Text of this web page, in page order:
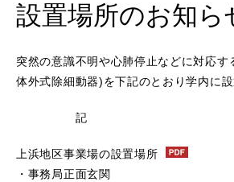
設置場所のお知ら
突然の意識不明や心肺停止などに対応す
体外式除細動器)を下記のとおり学内に設
記
上浜地区事業場の設置場所
・事務局正面玄関